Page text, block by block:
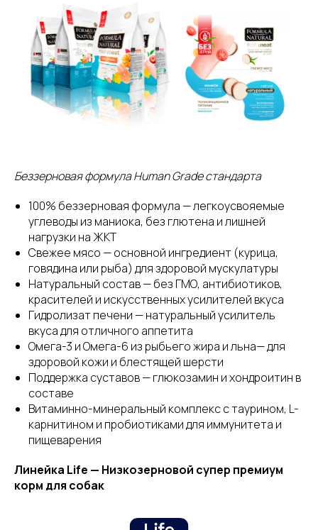
Беззерновая формула Human Grade стандарта
100% беззерновая формула — легкоусвояемые
углеводы из маниока, без глютена и лишней
нагрузки на ЖКТ
Свежее мясо — основной ингредиент (курица,
говядина или рыба) для здоровой мускулатуры
Натуральный состав — без ГМО, антибиотиков,
красителей и искусственных усилителей вкуса
Гидролизат печени — натуральный усилитель
вкуса для отличного аппетита
Омега-3 и Омега-6 из рыбьего жира и льна— для
здоровой кожи и блестящей шерсти
Поддержка суставов — глюкозамин и хондроитин в
составе
Витаминно-минеральный комплекс с таурином, L-
карнитином и пробиотиками для иммунитета и
пищеварения
Линейка Life — Низкозерновой супер премиум
корм для собак